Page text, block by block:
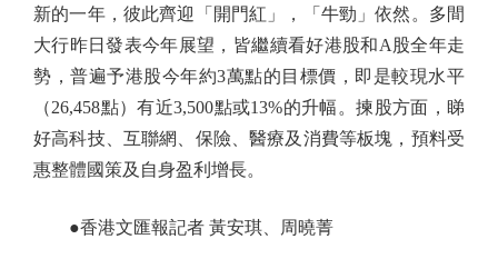
新的一年，彼此齊迎「開門紅」，「牛勁」依然。多間
大行昨日發表今年展望，皆繼續看好港股和A股全年走
勢，普遍予港股今年約3萬點的目標價，即是較現水平
（26,458點）有近3,500點或13%的升幅。揀股方面，睇
好高科技、互聯網、保險、醫療及消費等板塊，預料受
惠整體國策及自身盈利增長。
●香港文匯報記者 黃安琪、周曉菁